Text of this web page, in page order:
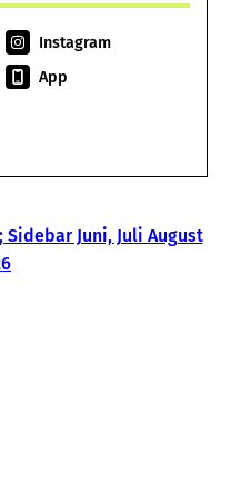
Instagram
App